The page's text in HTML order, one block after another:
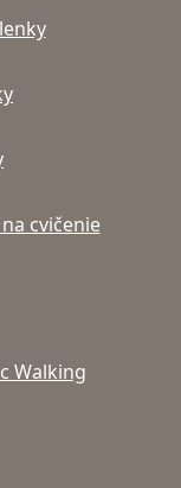
cvičenie
Walking